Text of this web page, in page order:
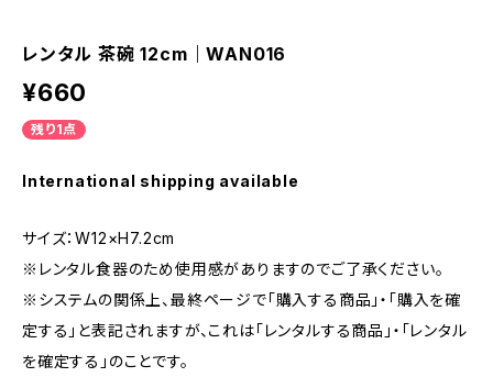
レンタル 茶碗 12cm｜WAN016
¥660
残り1点
International shipping available
サイズ：W12×H7.2cm
※レンタル食器のため使用感がありますのでご了承ください。
※システムの関係上、最終ページで「購入する商品」・「購入を確
定する」と表記されますが、これは「レンタルする商品」・「レンタル
を確定する」のことです。